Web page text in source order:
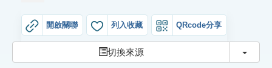
網站導覽
生字詞彙表
開啟關聯 列入收藏 QRcode分享
切換來源 切換